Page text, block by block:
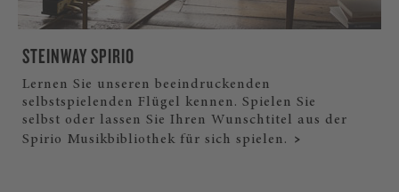
STEINWAY SPIRIO
Lernen Sie unseren beeindruckenden
selbstspielenden Flügel kennen. Spielen Sie
selbst oder lassen Sie Ihren Wunschtitel aus der
Spirio Musikbibliothek für sich spielen.